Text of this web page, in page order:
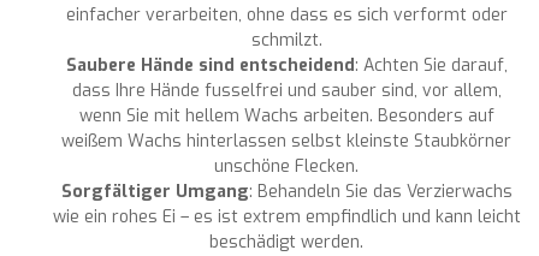
einfacher verarbeiten, ohne dass es sich verformt oder
schmilzt.
Saubere Hände sind entscheidend: Achten Sie darauf,
dass Ihre Hände fusselfrei und sauber sind, vor allem,
wenn Sie mit hellem Wachs arbeiten. Besonders auf
weißem Wachs hinterlassen selbst kleinste Staubkörner
unschöne Flecken.
Sorgfältiger Umgang: Behandeln Sie das Verzierwachs
wie ein rohes Ei – es ist extrem empfindlich und kann leicht
beschädigt werden.